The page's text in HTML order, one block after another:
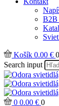
B2B
Košík 0.00 € 0
Search input
0 0.00 € 0